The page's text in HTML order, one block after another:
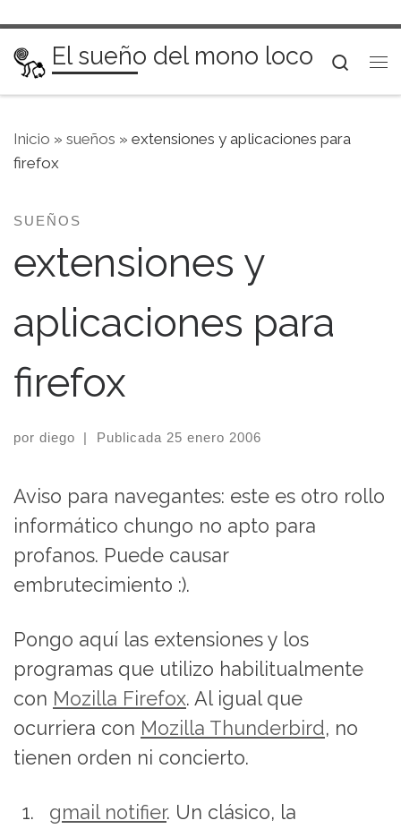
Saltar al contenido
El sueño del mono loco
Inicio » sueños » extensiones y aplicaciones para
firefox
SUEÑOS
extensiones y
aplicaciones para
firefox
por diego | Publicada 25 enero 2006
Aviso para navegantes: este es otro rollo
informático chungo no apto para
profanos. Puede causar
embrutecimiento :).
Pongo aquí las extensiones y los
programas que utilizo habilitualmente
con Mozilla Firefox. Al igual que
ocurriera con Mozilla Thunderbird, no
tienen orden ni concierto.
gmail notifier. Un clásico, la